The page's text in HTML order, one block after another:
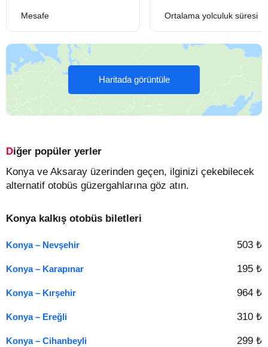
Mesafe Ortalama yolculuk süresi
Haritada görüntüle
Diğer popüler yerler
Konya ve Aksaray üzerinden geçen, ilginizi çekebilecek
alternatif otobüs güzergahlarına göz atın.
Konya kalkış otobüs biletleri
Konya – Nevşehir 503 ₺
Konya – Karapınar 195 ₺
Konya – Kırşehir 964 ₺
Konya – Ereğli 310 ₺
Konya – Cihanbeyli 299 ₺